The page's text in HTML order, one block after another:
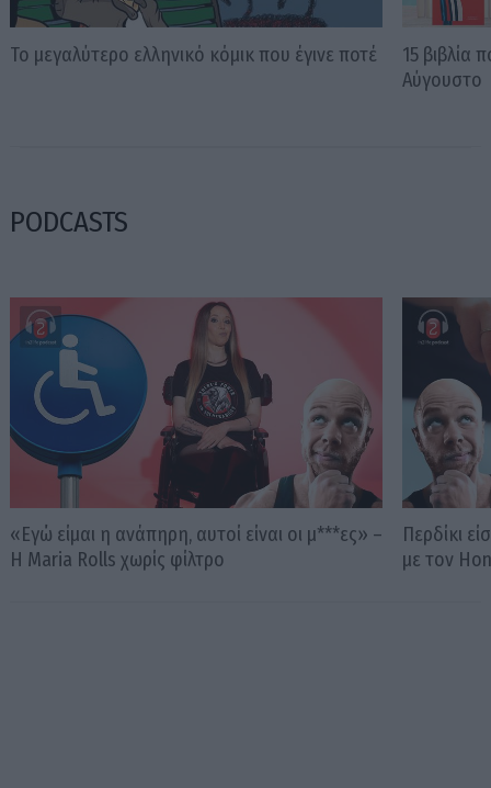
Το μεγαλύτερο ελληνικό κόμικ που έγινε ποτέ
15 βιβλία
Αύγουστο
PODCASTS
«Εγώ είμαι η ανάπηρη, αυτοί είναι οι μ***ες» –
Η Maria Rolls χωρίς φίλτρο
Περδίκι
με τον